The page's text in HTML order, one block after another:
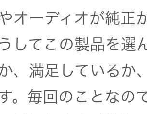
オーディオが純正
してこの製品を選
、満足しているか
。毎回のことなの